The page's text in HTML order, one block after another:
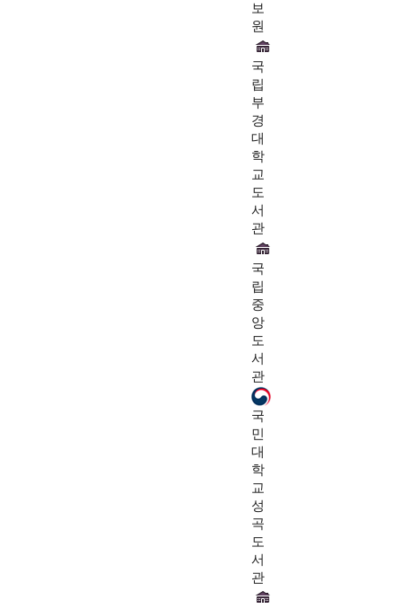
보
원
국
립
부
경
대
학
교
도
서
관
국
립
중
앙
도
서
관
국
민
대
학
교
성
곡
도
서
관